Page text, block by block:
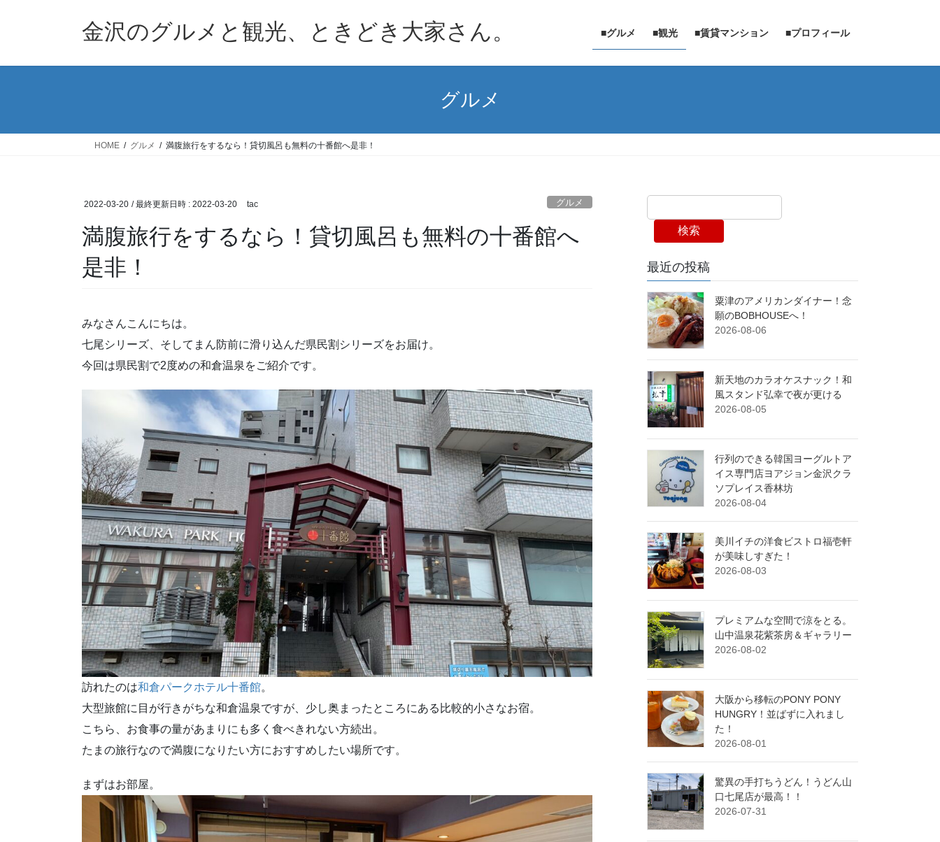
金沢のグルメと観光、ときどき大家さん。 ■グルメ ■観光 ■賃貸マンション ■プロフィール
グルメ
HOME グルメ 満腹旅行をするなら！貸切風呂も無料の十番館へ是非！
2022-03-20 / 最終更新日時 : 2022-03-20 tac グルメ
満腹旅行をするなら！貸切風呂も無料の十番館へ
是非！
みなさんこんにちは。
七尾シリーズ、そしてまん防前に滑り込んだ県民割シリーズをお届け。
今回は県民割で2度めの和倉温泉をご紹介です。
訪れたのは和倉パークホテル十番館。
大型旅館に目が行きがちな和倉温泉ですが、少し奥まったところにある比較的小さなお宿。
こちら、お食事の量があまりにも多く食べきれない方続出。
たまの旅行なので満腹になりたい方におすすめしたい場所です。
まずはお部屋。
検索
最近の投稿
粟津のアメリカンダイナー！念
願のBOBHOUSEへ！
2026-08-06
新天地のカラオケスナック！和
風スタンド弘幸で夜が更ける
2026-08-05
行列のできる韓国ヨーグルトア
イス専門店ヨアジョン金沢クラ
ソプレイス香林坊
2026-08-04
美川イチの洋食ビストロ福壱軒
が美味しすぎた！
2026-08-03
プレミアムな空間で涼をとる。
山中温泉花紫茶房＆ギャラリー
2026-08-02
大阪から移転のPONY PONY
HUNGRY！並ばずに入れまし
た！
2026-08-01
驚異の手打ちうどん！うどん山
口七尾店が最高！！
2026-07-31